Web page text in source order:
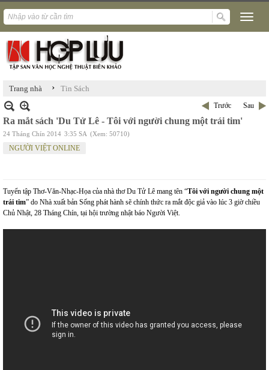
Trang nhà › Tin Sách
Trước Sau
Ra mắt sách 'Du Tử Lê - Tôi với người chung một trái tim'
24 Tháng Chín 2014 3:35 SA (Xem: 50710)
NGƯỜI VIỆT ONLINE
Tuyển tập Thơ-Văn-Nhạc-Họa của nhà thơ Du Tử Lê mang tên “Tôi với người chung một
trái tim” do Nhà xuất bản Sống phát hành sẽ chính thức ra mắt độc giả vào lúc 3 giờ chiều
Chủ Nhật, 28 Tháng Chín, tại hội trường nhật báo Người Việt.